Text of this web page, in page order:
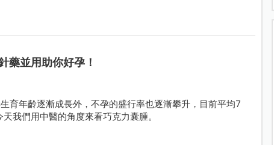
藥並用助你好孕！
育年齡逐漸成長外，不孕的盛行率也逐漸攀升，目前平均7
我們用中醫的角度來看巧克力囊腫。